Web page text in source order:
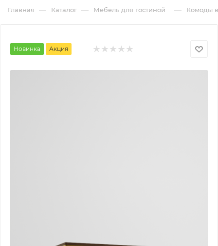
Главная — Каталог — Мебель для гостиной — Комоды
Новинка Акция